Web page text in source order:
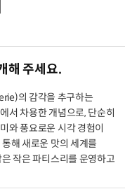
매거진 기고
팝업 스토어 운영
해 주세요.
의 감각을 추구하는
서 차용한 개념으로, 단순히
와 풍요로운 시각 경험이
해 새로운 맛의 세계를
작은 파티스리를 운영하고